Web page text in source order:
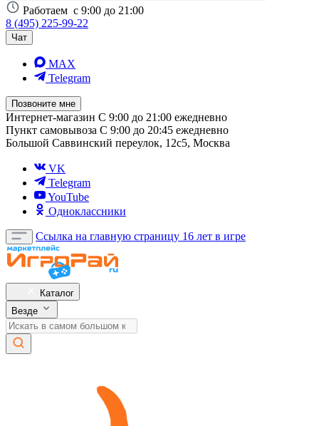
Работаем с 9:00 до 21:00
8 (495) 225-99-22
Чат
MAX
Telegram
Позвоните мне
Интернет-магазин С 9:00 до 21:00 ежедневно
Пункт самовывоза С 9:00 до 20:45 ежедневно
Большой Саввинский переулок, 12с5, Москва
VK
Telegram
YouTube
Одноклассники
Ссылка на главную страницу 16 лет в игре
Каталог
Везде